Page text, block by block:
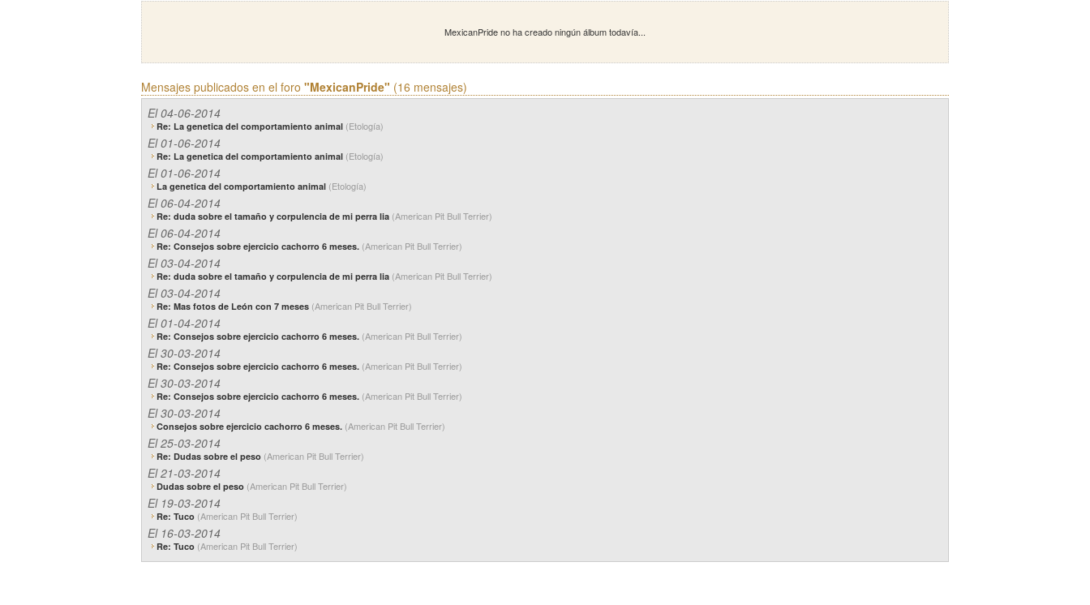
MexicanPride no ha creado ningún álbum todavía...
Mensajes publicados en el foro "MexicanPride" (16 mensajes)
El 04-06-2014
Re: La genetica del comportamiento animal (Etología)
El 01-06-2014
Re: La genetica del comportamiento animal (Etología)
El 01-06-2014
La genetica del comportamiento animal (Etología)
El 06-04-2014
Re: duda sobre el tamaño y corpulencia de mi perra lia (American Pit Bull Terrier)
El 06-04-2014
Re: Consejos sobre ejercicio cachorro 6 meses. (American Pit Bull Terrier)
El 03-04-2014
Re: duda sobre el tamaño y corpulencia de mi perra lia (American Pit Bull Terrier)
El 03-04-2014
Re: Mas fotos de León con 7 meses (American Pit Bull Terrier)
El 01-04-2014
Re: Consejos sobre ejercicio cachorro 6 meses. (American Pit Bull Terrier)
El 30-03-2014
Re: Consejos sobre ejercicio cachorro 6 meses. (American Pit Bull Terrier)
El 30-03-2014
Re: Consejos sobre ejercicio cachorro 6 meses. (American Pit Bull Terrier)
El 30-03-2014
Consejos sobre ejercicio cachorro 6 meses. (American Pit Bull Terrier)
El 25-03-2014
Re: Dudas sobre el peso (American Pit Bull Terrier)
El 21-03-2014
Dudas sobre el peso (American Pit Bull Terrier)
El 19-03-2014
Re: Tuco (American Pit Bull Terrier)
El 16-03-2014
Re: Tuco (American Pit Bull Terrier)